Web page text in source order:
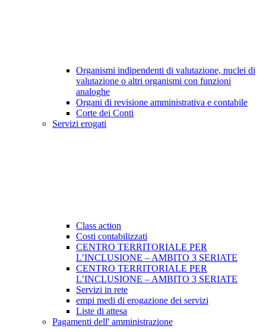
Organismi indipendenti di valutazione, nuclei di
valutazione o altri organismi con funzioni
analoghe
Organi di revisione amministrativa e contabile
Corte dei Conti
Servizi erogati
Class action
Costi contabilizzati
CENTRO TERRITORIALE PER
L’INCLUSIONE – AMBITO 3 SERIATE
CENTRO TERRITORIALE PER
L’INCLUSIONE – AMBITO 3 SERIATE
Servizi in rete
empi medi di erogazione dei servizi
Liste di attesa
Pagamenti dell' amministrazione